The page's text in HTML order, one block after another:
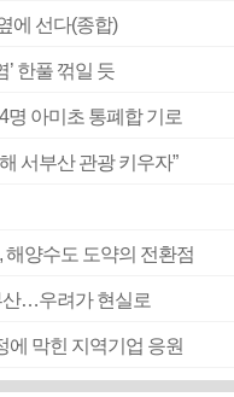
에 선다(종합)
한풀 꺾일 듯
아미초 통폐합 기로
서부산 관광 키우자”
해양수도 도약의 전환점
산…우려가 현실로
막힌 지역기업 응원